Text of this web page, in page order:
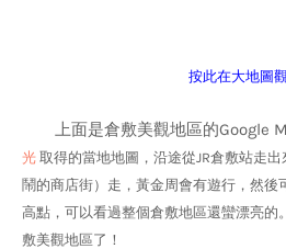
按此在大地圖
上面是倉敷美觀地區的Google
光 取得的當地地圖，沿途從JR倉敷站走
鬧的商店街）走，黃金周會有遊行，然後
高點，可以看過整個倉敷地區還蠻漂亮的
敷美觀地區了！